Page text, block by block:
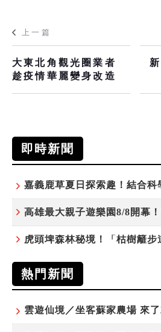
上一篇
大東北角觀光圈業者
趁疫情華麗變身改造
即時新聞
熱門新聞
雲遊仙境／坐客蘇家農場 來